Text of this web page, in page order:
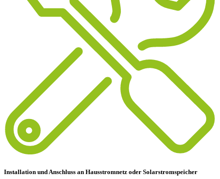
Installation und Anschluss an Hausstromnetz oder Solarstromspeicher